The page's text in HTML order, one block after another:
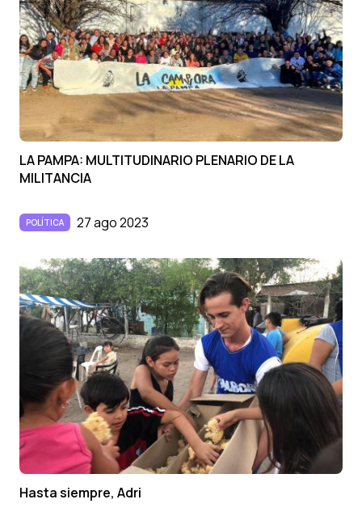
LA PAMPA: MULTITUDINARIO PLENARIO DE LA
MILITANCIA
POLÍTICA 27 ago 2023
Hasta siempre, Adri